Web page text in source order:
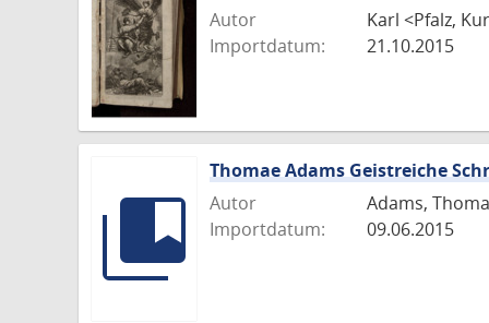
Autor
Karl <Pfalz,
Importdatum:
21.10.2015
Thomae Adams Geistreiche
Autor
Adams,
Importdatum:
09.06.2015